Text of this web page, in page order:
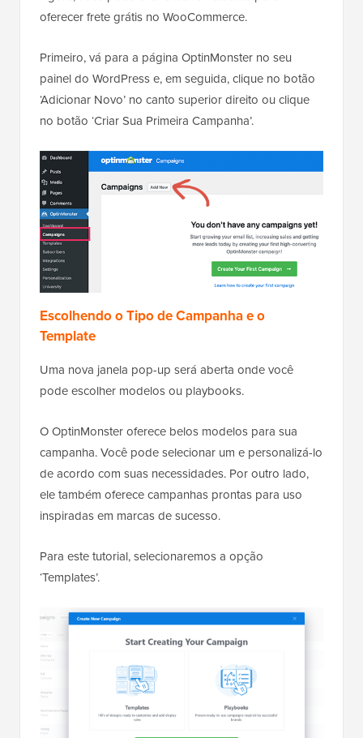
oferecer frete grátis no WooCommerce.
Primeiro, vá para a página OptinMonster no seu
painel do WordPress e, em seguida, clique no botão
‘Adicionar Novo’ no canto superior direito ou clique
no botão ‘Criar Sua Primeira Campanha’.
Escolhendo o Tipo de Campanha e o
Template
Uma nova janela pop-up será aberta onde você
pode escolher modelos ou playbooks.
O OptinMonster oferece belos modelos para sua
campanha. Você pode selecionar um e personalizá-lo
de acordo com suas necessidades. Por outro lado,
ele também oferece campanhas prontas para uso
inspiradas em marcas de sucesso.
Para este tutorial, selecionaremos a opção
‘Templates’.